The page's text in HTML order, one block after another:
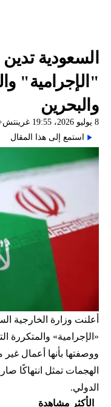
السعودية تدين
"الإجرامية"
والبحرين
8 يوليو 2026، 19:55 غرينتش+1
استمع إلى هذا المقال
أعلنت وزارة الخارجية
«الإجرامية» والمتكررة
ووصفتها بأنها أعمال
الهجمات تمثل انتهاكًا
الدولي.
الأكثر مشاهدة